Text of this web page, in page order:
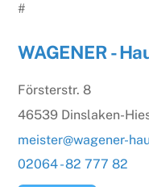
#
WAGENER -
Försterstr. 8
46539 Dinslaken-
meister@wagener-
02064 - 82 777 82